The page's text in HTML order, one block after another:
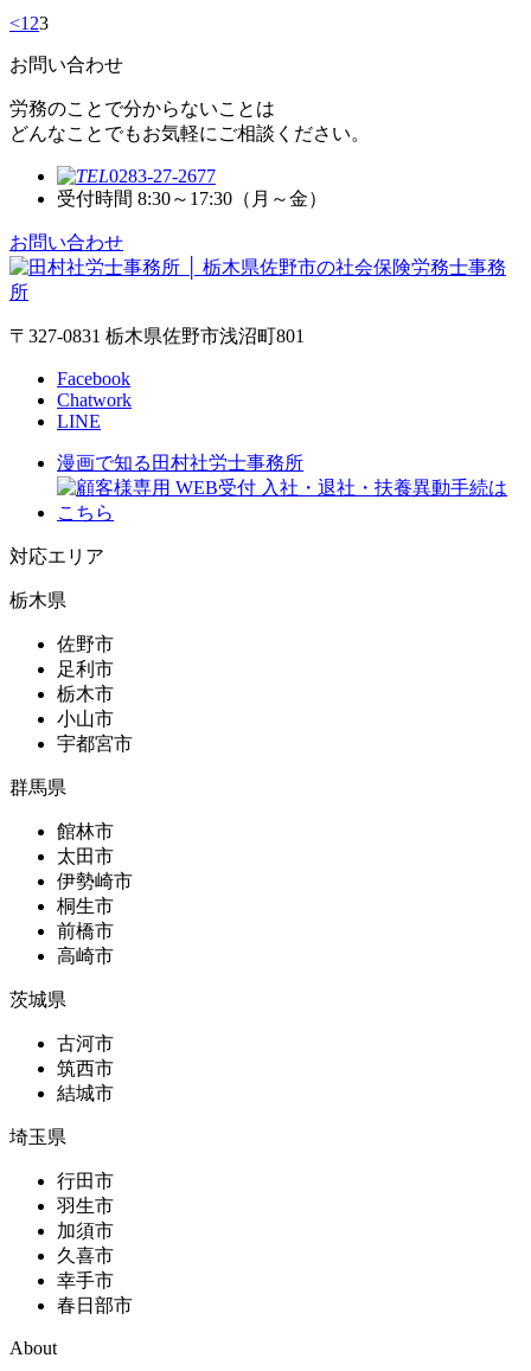
<123
お問い合わせ
労務のことで分からないことは
どんなことでもお気軽にご相談ください。
0283-27-2677
受付時間 8:30～17:30（月～金）
お問い合わせ
〒327-0831 栃木県佐野市浅沼町801
Facebook
Chatwork
LINE
漫画で知る田村社労士事務所
対応エリア
栃木県
佐野市
足利市
栃木市
小山市
宇都宮市
群馬県
館林市
太田市
伊勢崎市
桐生市
前橋市
高崎市
茨城県
古河市
筑西市
結城市
埼玉県
行田市
羽生市
加須市
久喜市
幸手市
春日部市
About